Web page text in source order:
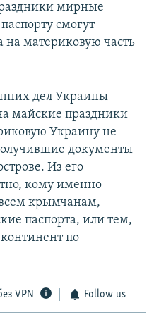
мирные
смогут
на материковую часть
дел Украины
майские праздники
Украину не
документы
Из его
кому именно
всем крымчанам,
паспорта, или тем,
по
VPN Follow us